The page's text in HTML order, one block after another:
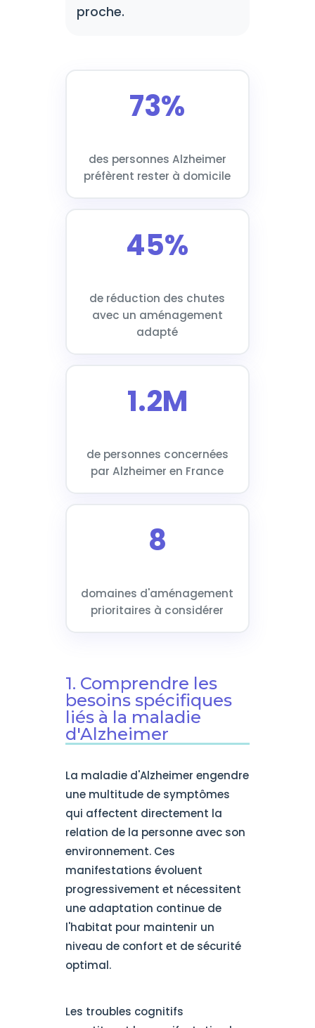
proche.
73%
des personnes Alzheimer
préfèrent rester à domicile
45%
de réduction des chutes
avec un aménagement
adapté
1.2M
de personnes concernées
par Alzheimer en France
8
domaines d'aménagement
prioritaires à considérer
1. Comprendre les
besoins spécifiques
liés à la maladie
d'Alzheimer
La maladie d'Alzheimer engendre
une multitude de symptômes
qui affectent directement la
relation de la personne avec son
environnement. Ces
manifestations évoluent
progressivement et nécessitent
une adaptation continue de
l'habitat pour maintenir un
niveau de confort et de sécurité
optimal.
Les troubles cognitifs